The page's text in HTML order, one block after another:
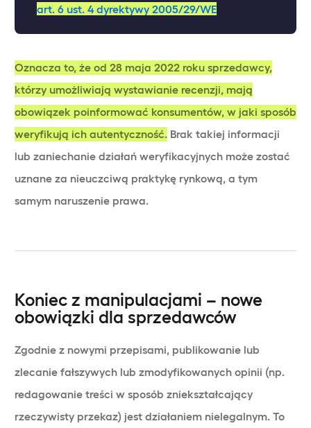
art. 6 ust. 4 dyrektywy 2005/29/WE
Oznacza to, że od 28 maja 2022 roku sprzedawcy,
którzy umożliwiają wystawianie recenzji, mają
obowiązek poinformować konsumentów, w jaki sposób
weryfikują ich autentyczność. Brak takiej informacji
lub zaniechanie działań weryfikacyjnych może zostać
uznane za nieuczciwą praktykę rynkową, a tym
samym naruszenie prawa.
Koniec z manipulacjami – nowe
obowiązki dla sprzedawców
Zgodnie z nowymi przepisami, publikowanie lub
zlecanie fałszywych lub zmodyfikowanych opinii (np.
redagowanie treści w sposób zniekształcający
rzeczywisty przekaz) jest działaniem nielegalnym. To